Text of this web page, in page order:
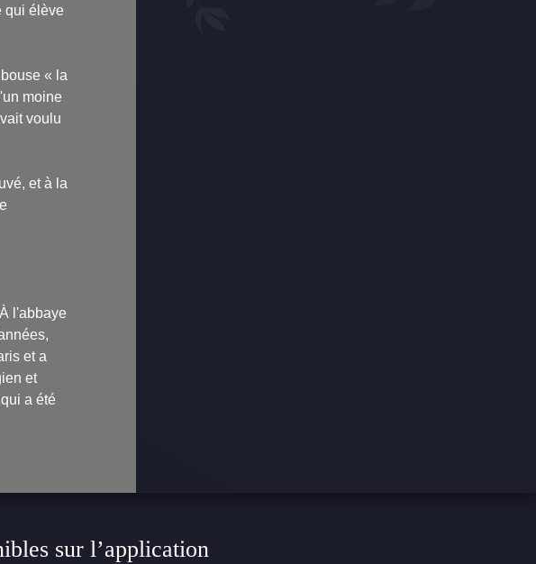
qui élève
« la
moine
voulu
et à la
l'abbaye
et a
et
a été
sur l’application